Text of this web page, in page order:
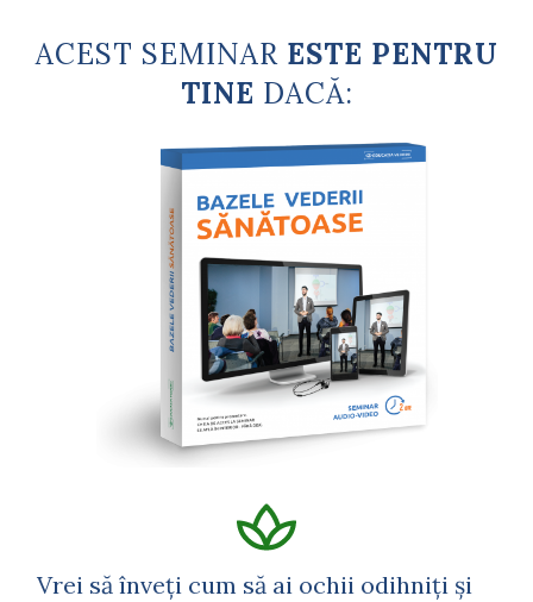
ACEST SEMINAR ESTE PENTRU
TINE DACĂ:
Vrei să înveți cum să ai ochii odihniți și